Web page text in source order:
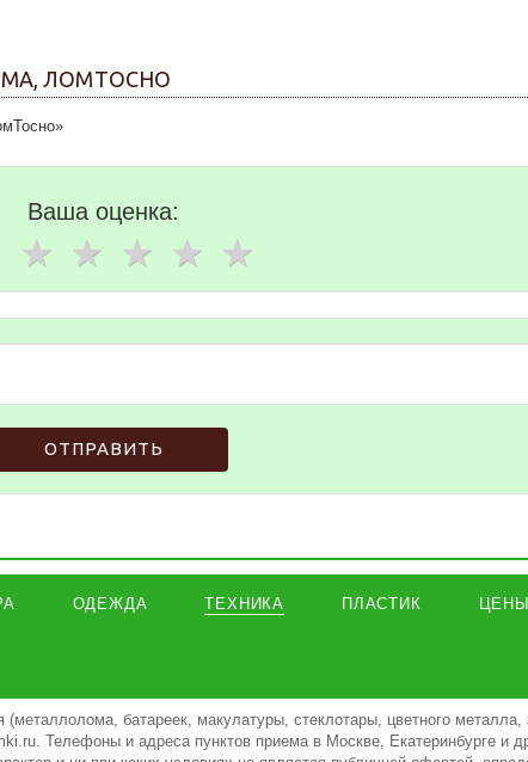
ЛОМТОСНО
Ваша оценка:
ОТПРАВИТЬ
ОДЕЖДА ТЕХНИКА ПЛАСТИК ЦЕНЫ
(металлолома, батареек, макулатуры, стеклотары, цветного
Телефоны и адреса пунктов приема в Москве, Екатеринбурге